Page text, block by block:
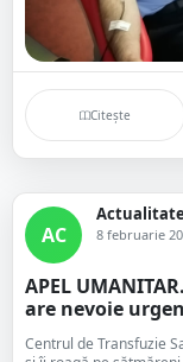
Citește
AC
Actualitate
8 februarie
APEL
are nevoie
Centrul de Transfuzie